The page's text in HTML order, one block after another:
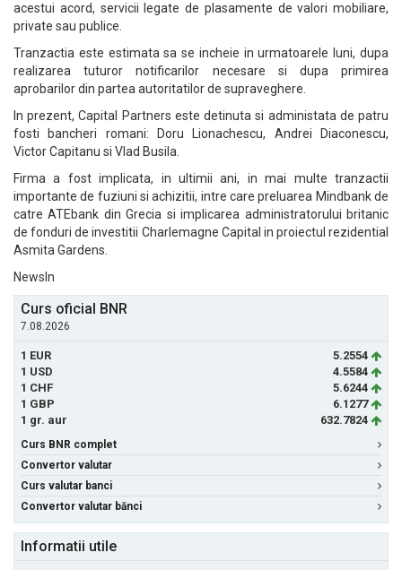
acestui acord, servicii legate de plasamente de valori mobiliare,
private sau publice.
Tranzactia este estimata sa se incheie in urmatoarele luni, dupa
realizarea tuturor notificarilor necesare si dupa primirea
aprobarilor din partea autoritatilor de supraveghere.
In prezent, Capital Partners este detinuta si administata de patru
fosti bancheri romani: Doru Lionachescu, Andrei Diaconescu,
Victor Capitanu si Vlad Busila.
Firma a fost implicata, in ultimii ani, in mai multe tranzactii
importante de fuziuni si achizitii, intre care preluarea Mindbank de
catre ATEbank din Grecia si implicarea administratorului britanic
de fonduri de investitii Charlemagne Capital in proiectul rezidential
Asmita Gardens.
NewsIn
Curs oficial BNR
7.08.2026
1 EUR
5.2554
1 USD
4.5584
1 CHF
5.6244
1 GBP
6.1277
1 gr. aur
632.7824
Curs BNR complet
Convertor valutar
Curs valutar banci
Convertor valutar bănci
Informatii utile